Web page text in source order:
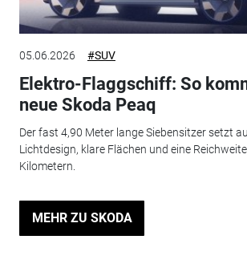
05.06.2026 #SUV
Elektro-Flaggschiff: So
neue Skoda Peaq
Der fast 4,90 Meter lange Siebensitzer setzt
Lichtdesign, klare Flächen und eine
Kilometern.
MEHR ZU SKODA